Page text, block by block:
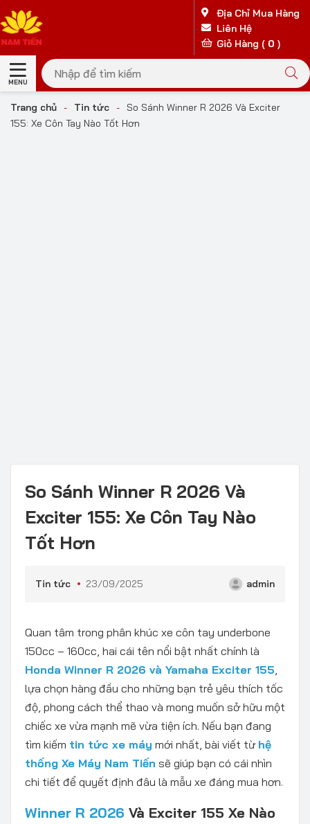
Địa Chỉ Mua Hàng
Liên Hệ
Giỏ Hàng ( 0 )
MENU
Trang chủ - Tin tức -
So Sánh Winner R 2026 Và Exciter
155: Xe Côn Tay Nào Tốt Hơn
So Sánh Winner R 2026 Và
Exciter 155: Xe Côn Tay Nào
Tốt Hơn
Tin tức 23/09/2025 admin
Quan tâm trong phân khúc xe côn tay underbone
150cc – 160cc, hai cái tên nổi bật nhất chính là
Honda Winner R 2026 và Yamaha Exciter 155,
lựa chọn hàng đầu cho những bạn trẻ yêu thích tốc
độ, phong cách thể thao và mong muốn sở hữu một
chiếc xe vừa mạnh mẽ vừa tiện ích. Nếu bạn đang
tìm kiếm tin tức xe máy mới nhất, bài viết từ hệ
thống Xe Máy Nam Tiến sẽ giúp bạn có cái nhìn
chi tiết để quyết định đâu là mẫu xe đáng mua hơn.
Winner R 2026 Và Exciter 155 Xe Nào